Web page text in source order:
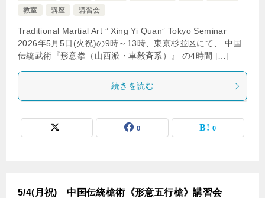
教室
講座 講習会
Traditional Martial Art ” Xing Yi Quan” Tokyo Seminar
2026年5月5日(火祝)の9時～13時、東京杉並区にて、 中国
伝統武術『形意拳（山西派・車毅斉系）』 の4時間 […]
続きを読む
0 0
5/4(月祝) 中国伝統槍術《形意五行槍》講習会